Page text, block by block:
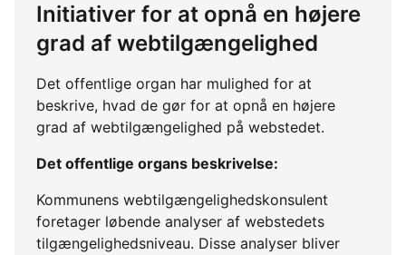
Initiativer for at opnå en højere
grad af webtilgængelighed
Det offentlige organ har mulighed for at
beskrive, hvad de gør for at opnå en højere
grad af webtilgængelighed på webstedet.
Det offentlige organs beskrivelse:
Kommunens webtilgængelighedskonsulent
foretager løbende analyser af webstedets
tilgængelighedsniveau. Disse analyser bliver